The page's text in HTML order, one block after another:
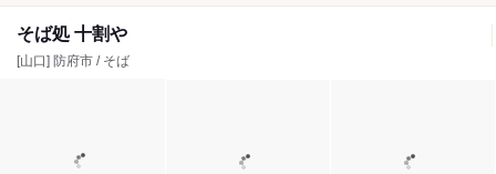
そば処 十割や
[山口] 防府市 / そば